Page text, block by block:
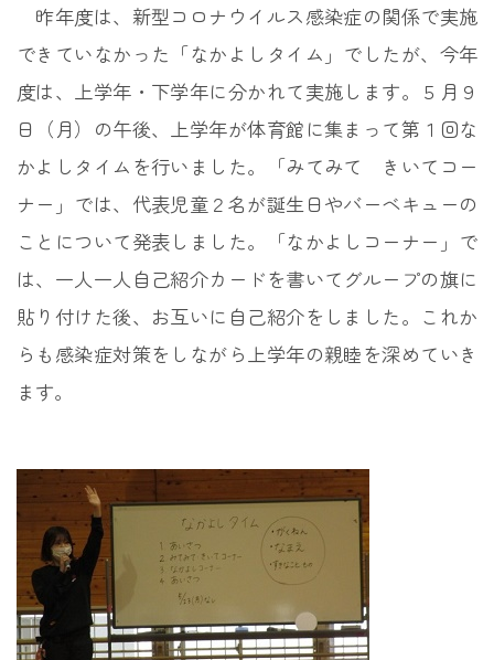
昨年度は、新型コロナウイルス感染症の関係で実施
できていなかった「なかよしタイム」でしたが、今年
度は、上学年・下学年に分かれて実施します。５月９
日（月）の午後、上学年が体育館に集まって第１回な
かよしタイムを行いました。「みてみて きいてコー
ナー」では、代表児童２名が誕生日やバーベキューの
ことについて発表しました。「なかよしコーナー」で
は、一人一人自己紹介カードを書いてグループの旗に
貼り付けた後、お互いに自己紹介をしました。これか
らも感染症対策をしながら上学年の親睦を深めていき
ます。